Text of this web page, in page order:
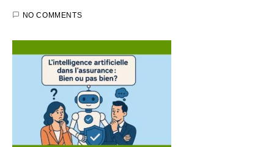
NO COMMENTS